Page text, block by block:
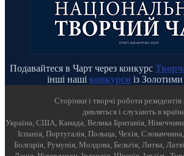
Подавайтеся в Чарт через конкурс
інші наші конкурси із
Cторінки і творчі роботи резидентів
дивляться і слухають в
Україна, США, Канада, Велика Британія, Німеччина,
Іспанія, Португалія, Польща, Чехія,
Болгарія, Румунія, Молдова, Бельгія, Литва,